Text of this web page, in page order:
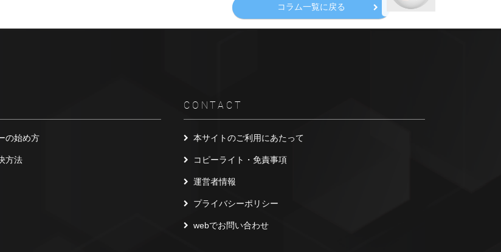
コラム一覧に戻る
の始め方
方法
CONTACT
本サイトのご利用にあたって
コピーライト・免責事項
運営者情報
プライバシーポリシー
webでお問い合わせ